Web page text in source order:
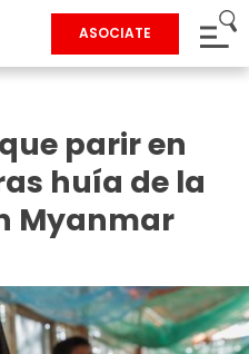
ASOCIATE
parir en
huía de la
Myanmar